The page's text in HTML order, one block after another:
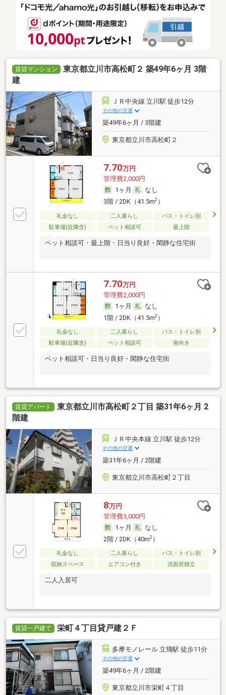
賃貸マンション
東京都立川市高松町２ 築49年6ヶ月 3階
建
ＪＲ中央線 立川駅 徒歩12分
その他の交通
築49年6ヶ月 / 3階建
東京都立川市高松町２
7.70万円
管理費2,000円
1ヶ月
なし
3階 / 2DK（41.5m2）
礼金なし 二人暮らし
バス・トイレ別
駐車場(近隣含)
ペット相談可 最上階
ペット相談可・最上階・日当り良好・閑静な住宅街
7.70万円
管理費2,000円
1ヶ月
なし
1階 / 2DK（41.5m2）
礼金なし 二人暮らし
バス・トイレ別
駐車場(近隣含)
ペット相談可 南向き
ペット相談可・日当り良好・閑静な住宅街
賃貸アパート
東京都立川市高松町２丁目 築31年6ヶ月 2
階建
ＪＲ中央本線 立川駅 徒歩12分
その他の交通
築31年6ヶ月 / 2階建
東京都立川市高松町２丁目
8万円
管理費3,000円
1ヶ月
なし
2階 / 2DK（40m2）
礼金なし 二人暮らし
バス・トイレ別
収納スペース
エアコン付き 洗面所独立
二人入居可
賃貸一戸建て 栄町４丁目貸戸建２Ｆ
多摩モノレール 立飛駅 徒歩11分
その他の交通
築49年6ヶ月 / 2階建
東京都立川市栄町４丁目